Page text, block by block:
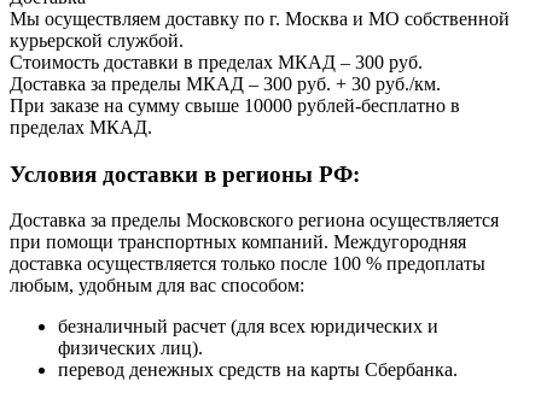
Мы осуществляем доставку по г. Москва и МО собственной
курьерской службой.
Стоимость доставки в пределах МКАД – 300 руб.
Доставка за пределы МКАД – 300 руб. + 30 руб./км.
При заказе на сумму свыше 10000 рублей-бесплатно в
пределах МКАД.
Условия доставки в регионы РФ:
Доставка за пределы Московского региона осуществляется
при помощи транспортных компаний. Междугородняя
доставка осуществляется только после 100 % предоплаты
любым, удобным для вас способом:
безналичный расчет (для всех юридических и
физических лиц).
перевод денежных средств на карты Сбербанка.